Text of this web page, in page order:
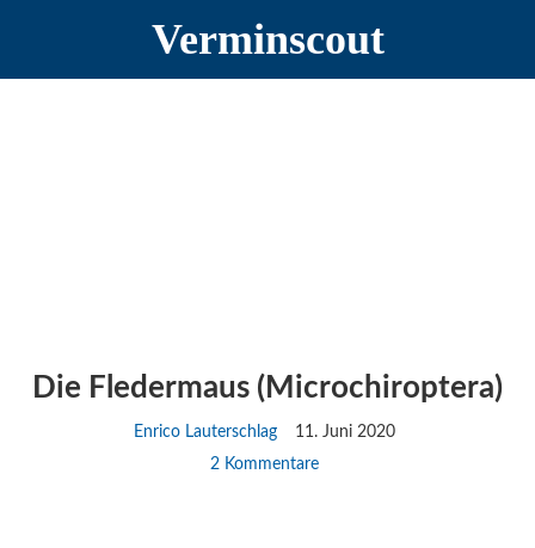
springen
springen
springen
Verminscout
Die Fledermaus (Microchiroptera)
Enrico Lauterschlag
11. Juni 2020
2 Kommentare